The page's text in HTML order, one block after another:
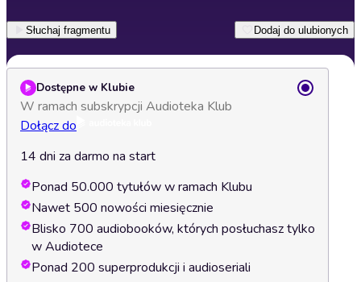
Słuchaj fragmentu Dodaj do ulubionych
Dostępne w Klubie
W ramach subskrypcji Audioteka Klub
Dołącz do
14 dni za darmo na start
Ponad 50.000 tytułów w ramach Klubu
Nawet 500 nowości miesięcznie
Blisko 700 audiobooków, których posłuchasz tylko
w Audiotece
Ponad 200 superprodukcji i audioseriali